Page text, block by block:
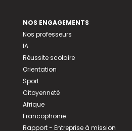
NOS ENGAGEMENTS
Nos professeurs
IA
Réussite scolaire
Orientation
Sport
Citoyenneté
Afrique
Francophonie
Rapport - Entreprise à mission